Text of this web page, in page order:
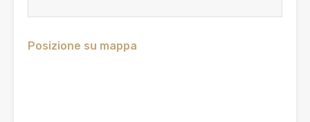
Posizione su mappa